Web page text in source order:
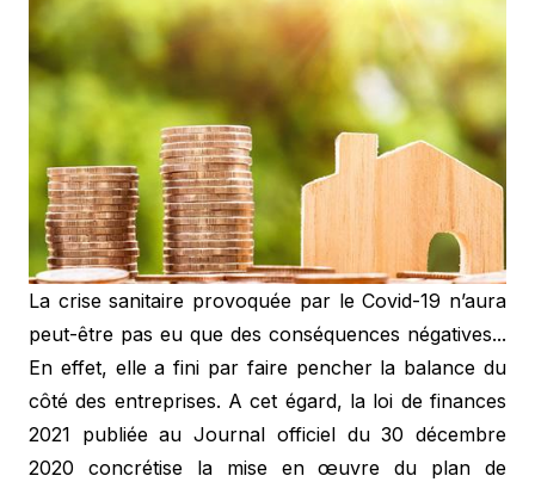
La crise sanitaire provoquée par le Covid-19 n’aura
peut-être pas eu que des conséquences négatives...
En effet, elle a fini par faire pencher la balance du
côté des entreprises. A cet égard, la loi de finances
2021 publiée au Journal officiel du 30 décembre
2020 concrétise la mise en œuvre du plan de